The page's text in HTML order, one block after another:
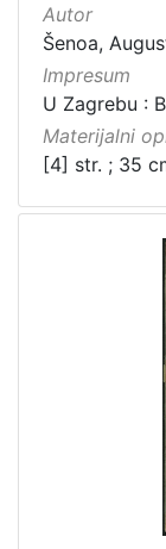
Autor
Šenoa,
Impresum
U Zagrebu :
Materijalni
[4] str. ; 35